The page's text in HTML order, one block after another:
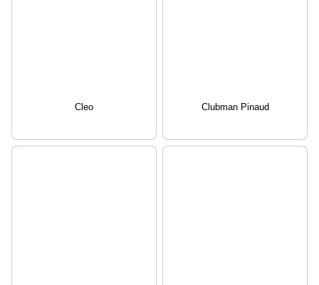
Cleo Clubman Pinaud